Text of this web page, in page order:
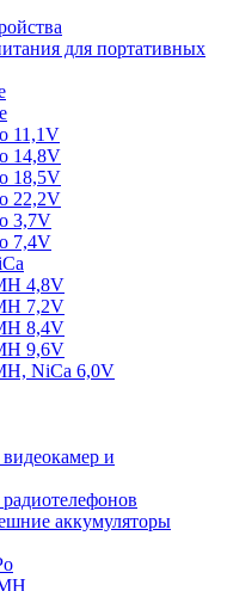
для портативных
11,1V
14,8V
18,5V
22,2V
3,7V
7,4V
4,8V
7,2V
8,4V
9,6V
NiCa 6,0V
и
аккумуляторы